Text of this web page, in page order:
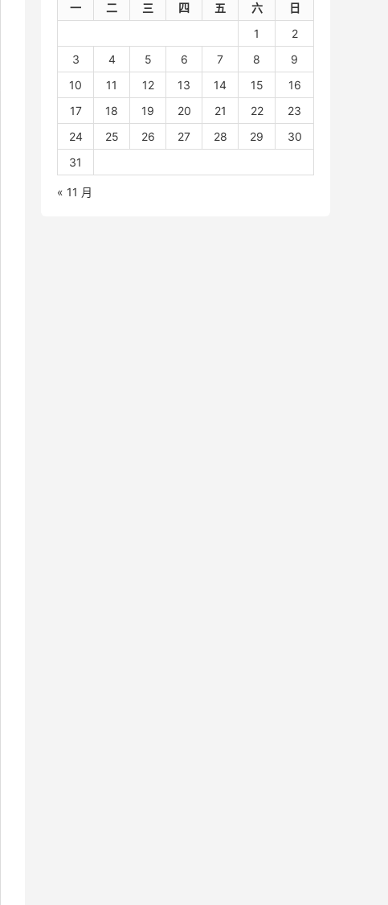
一
二 三 四 五 六
日
1
2
3
4 5 6 7 8
9
10
11 12 13 14 15
16
17
18 19 20 21 22
23
24
25 26 27 28 29
30
31
« 11 月